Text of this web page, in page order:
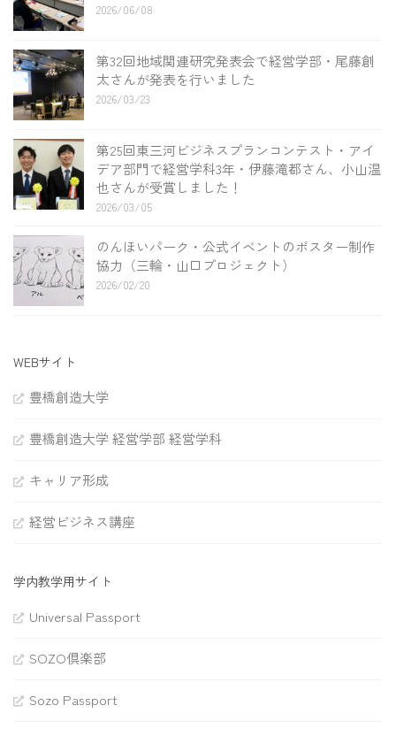
2026/06/08
第32回地域関連研究発表会で経営学部・尾藤創
太さんが発表を行いました
2026/03/23
第25回東三河ビジネスプランコンテスト・アイ
デア部門で経営学科3年・伊藤滝都さん、小山温
也さんが受賞しました！
2026/03/05
のんほいパーク・公式イベントのポスター制作
協力（三輪・山口プロジェクト）
2026/02/20
WEBサイト
豊橋創造大学
豊橋創造大学 経営学部 経営学科
キャリア形成
経営ビジネス講座
学内教学用サイト
Universal Passport
SOZO倶楽部
Sozo Passport